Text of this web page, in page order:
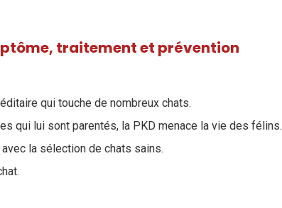
traitement et prévention
qui touche de nombreux chats.
qui lui sont parentés, la PKD menace la vie des félins.
la sélection de chats sains.